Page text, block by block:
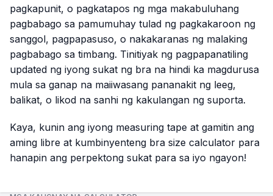
pagkapunit, o pagkatapos ng mga makabuluhang
pagbabago sa pamumuhay tulad ng pagkakaroon ng
sanggol, pagpapasuso, o nakakaranas ng malaking
pagbabago sa timbang. Tinitiyak ng pagpapanatiling
updated ng iyong sukat ng bra na hindi ka magdurusa
mula sa ganap na maiiwasang pananakit ng leeg,
balikat, o likod na sanhi ng kakulangan ng suporta.
Kaya, kunin ang iyong measuring tape at gamitin ang
aming libre at kumbinyenteng bra size calculator para
hanapin ang perpektong sukat para sa iyo ngayon!